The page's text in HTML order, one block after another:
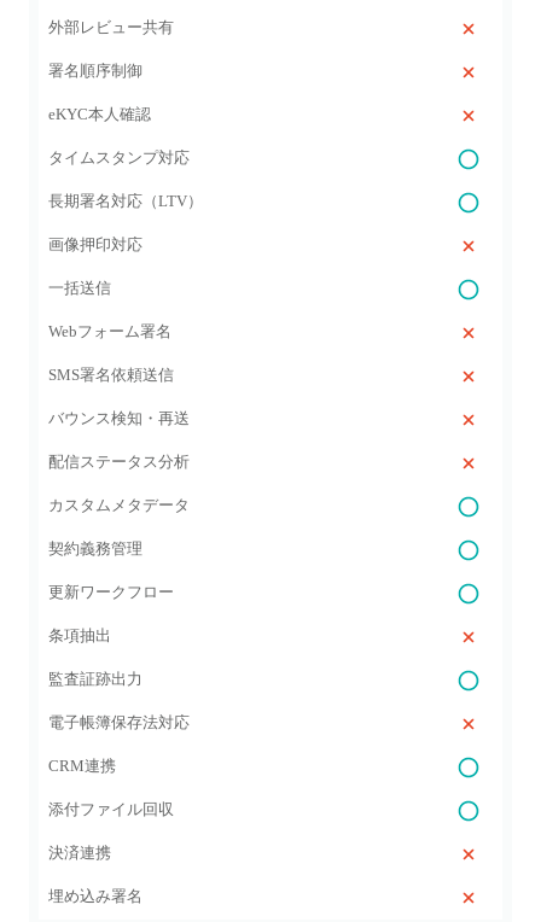
外部レビュー共有
署名順序制御
eKYC本人確認
タイムスタンプ対応
長期署名対応（LTV）
画像押印対応
一括送信
Webフォーム署名
SMS署名依頼送信
バウンス検知・再送
配信ステータス分析
カスタムメタデータ
契約義務管理
更新ワークフロー
条項抽出
監査証跡出力
電子帳簿保存法対応
CRM連携
添付ファイル回収
決済連携
埋め込み署名